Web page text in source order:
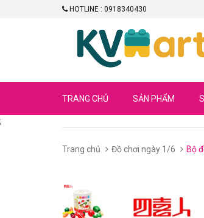
HOTLINE : 0918340430
TRANG CHỦ SẢN PHẨM
;
Trang chủ Đồ chơi ngày 1/6 Bộ